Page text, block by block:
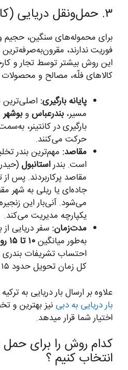
۳. حمل‌ونقل دریایی (کانتینری)
برای محموله‌های سنگین، حجیم و
فوریت ندارند،
این روش بیشتر توسط تجار و
کالاهای فلّه، مصالح و
پایانه بارگیری: اصلی‌ترین
مسیر، بندرعباسوبوشهر
بارگیری در کانتینر،
حرکت می‌کنند.
مقاصد: مهم‌ترین بندر
است. بندراستانبول
مقاصد پرکاربردند. پس
جاده‌ای یا ریلی به شهر
می‌شود. آنی‌بار این
یکپارچه مدیریت می‌کند.
مدت‌زمان: سفر دریایی
به‌طور میانگین۱۰ تا ۱۵ روز
احتساب تشریفات بندری
کل زمان تحویل حدود ۱۵ تا ۲۰ روز خواهد بود.
علاوه بر ارسال بار دریایی به
بار دریایی به دبی نیز بهترین و
اختیار شما قرار میدهد.
کدام روش را برای حمل
انتخاب کنیم ؟